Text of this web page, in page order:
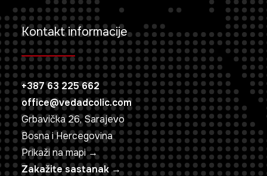
Kontakt informacije
+387 63 225 662
office@vedadcolic.com
Grbavička 26, Sarajevo
Bosna i Hercegovina
Prikaži na mapi →
Zakažite sastanak →